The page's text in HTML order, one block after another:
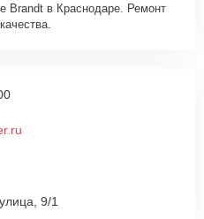
Brandt в Краснодаре. Ремонт
9/1